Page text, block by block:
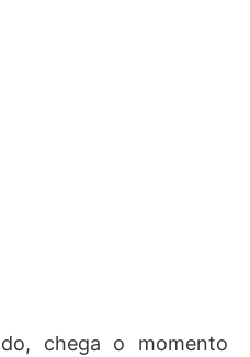
chega o momento